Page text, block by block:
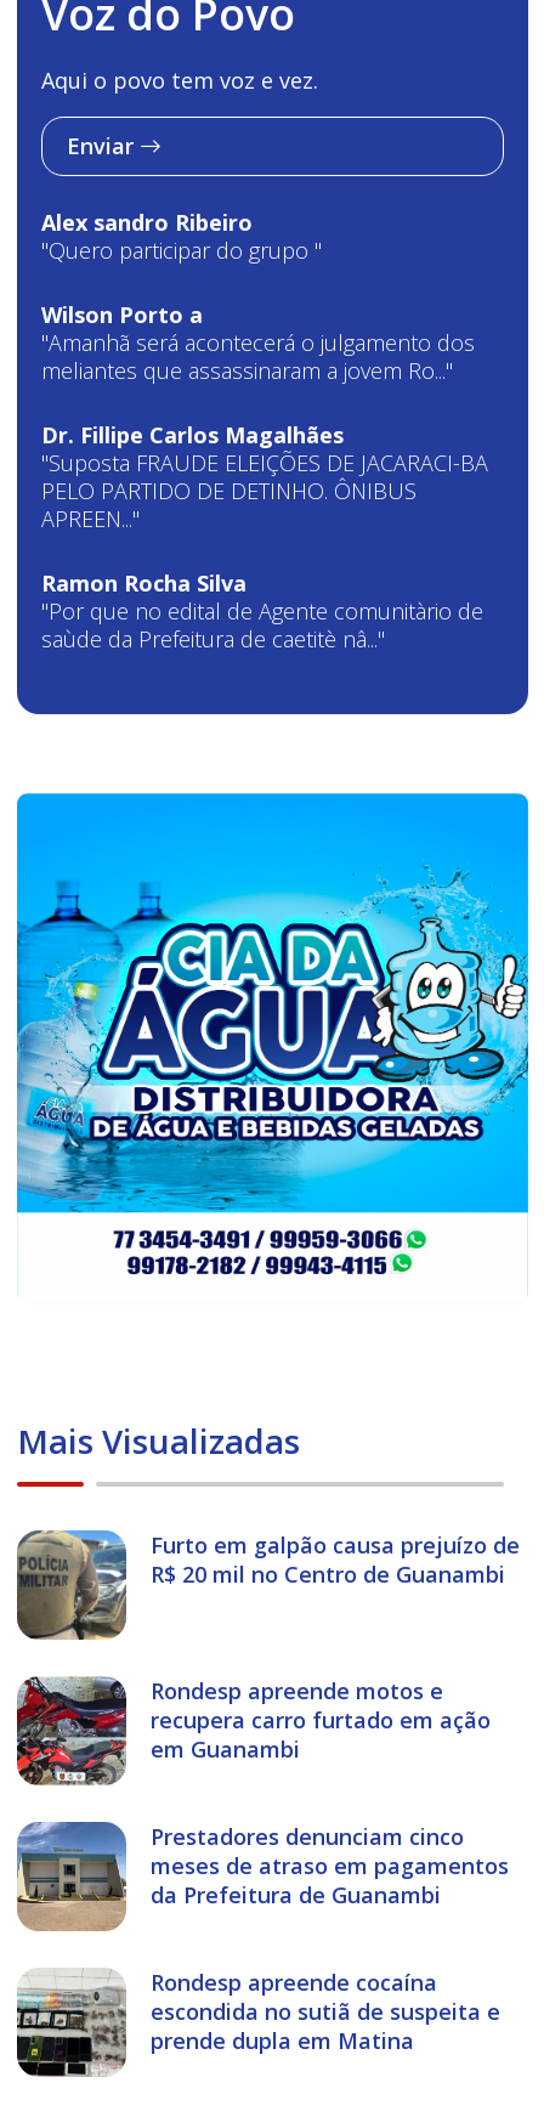
Voz do Povo
Aqui o povo tem voz e vez.
Enviar
Alex sandro Ribeiro
"Quero participar do grupo "
Wilson Porto a
"Amanhã será acontecerá o julgamento dos
meliantes que assassinaram a jovem Ro..."
Dr. Fillipe Carlos Magalhães
"Suposta FRAUDE ELEIÇÕES DE JACARACI-BA
PELO PARTIDO DE DETINHO. ÔNIBUS
APREEN..."
Ramon Rocha Silva
"Por que no edital de Agente comunitàrio de
saùde da Prefeitura de caetitè nâ..."
Mais Visualizadas
Furto em galpão causa prejuízo de
R$ 20 mil no Centro de Guanambi
Rondesp apreende motos e
recupera carro furtado em ação
em Guanambi
Prestadores denunciam cinco
meses de atraso em pagamentos
da Prefeitura de Guanambi
Rondesp apreende cocaína
escondida no sutiã de suspeita e
prende dupla em Matina